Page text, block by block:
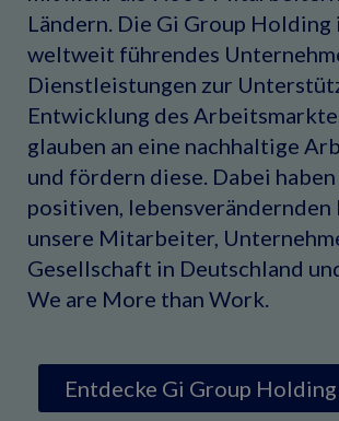
Ländern. Die Gi Group Holding
weltweit führendes
Dienstleistungen zur
Entwicklung des
glauben an eine nachhaltige
und fördern diese. Dabei
positiven, lebensverändernden
unsere Mitarbeiter,
Gesellschaft in Deutschland
We are More than Work.
Entdecke Gi Group Holding